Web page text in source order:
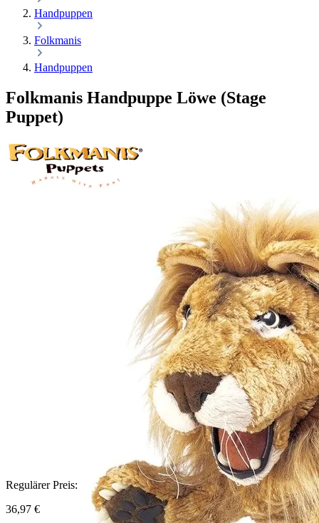
Handpuppen
Folkmanis
Handpuppen
Folkmanis Handpuppe Löwe (Stage
Puppet)
Regulärer Preis:
36,97 €